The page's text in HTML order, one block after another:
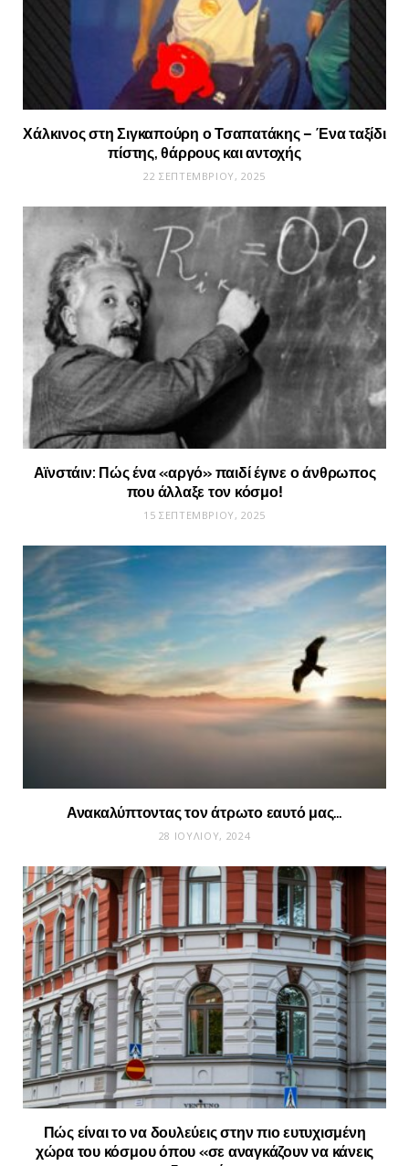
Χάλκινος στη Σιγκαπούρη ο Τσαπατάκης – Ένα ταξίδι
πίστης, θάρρους και αντοχής
22 ΣΕΠΤΕΜΒΡΊΟΥ, 2025
Αϊνστάιν: Πώς ένα «αργό» παιδί έγινε ο άνθρωπος
που άλλαξε τον κόσμο!
15 ΣΕΠΤΕΜΒΡΊΟΥ, 2025
Ανακαλύπτοντας τον άτρωτο εαυτό μας…
28 ΙΟΥΛΊΟΥ, 2024
Πώς είναι το να δουλεύεις στην πιο ευτυχισμένη
χώρα του κόσμου όπου «σε αναγκάζουν να κάνεις